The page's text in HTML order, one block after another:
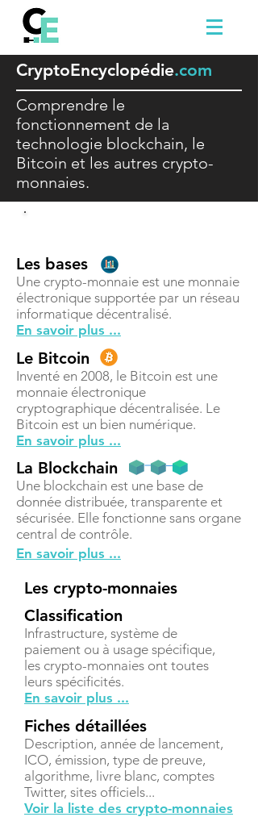
CryptoEncyclopédie.com
Comprendre le
fonctionnement de la
technologie blockchain, le
Bitcoin et les autres crypto-
monnaies.
Les bases
Une crypto-monnaie est une monnaie
électronique supportée par un réseau
informatique décentralisé.
En savoir plus ...
Le Bitcoin
Inventé en 2008, le Bitcoin est une
monnaie électronique
cryptographique décentralisée. Le
Bitcoin est un bien numérique.
En savoir plus ...
La Blockchain
Une blockchain est une base de
donnée distribuée, transparente et
sécurisée. Elle fonctionne sans organe
central de contrôle.
En savoir plus ...
Les crypto-monnaies
Classification
Infrastructure, système de
paiement ou à usage spécifique,
les crypto-monnaies ont toutes
leurs spécificités.
En savoir plus ...
Fiches détaillées
Description, année de lancement,
ICO, émission, type de preuve,
algorithme, livre blanc, comptes
Twitter, sites officiels...
Voir la liste des crypto-monnaies